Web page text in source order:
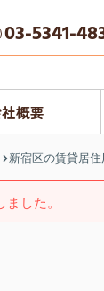
03-5341-
概要
新宿区の賃貸居
した。